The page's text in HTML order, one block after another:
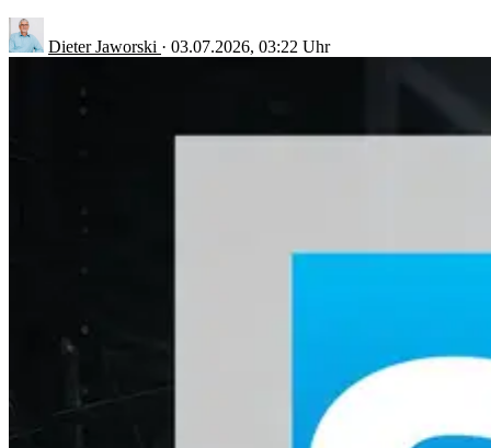
Dieter Jaworski · 03.07.2026, 03:22 Uhr